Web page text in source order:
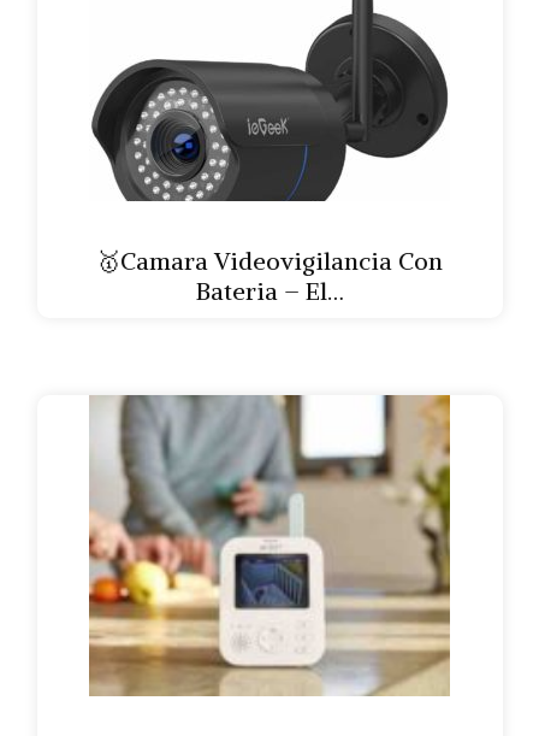
🥇Camara Videovigilancia Con
Bateria – El…